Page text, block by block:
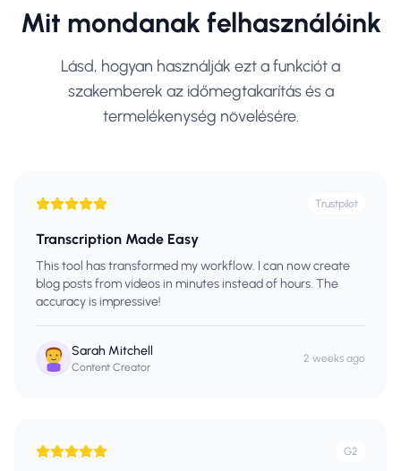
Mit mondanak felhasználóink
Lásd, hogyan használják ezt a funkciót a
szakemberek az időmegtakarítás és a
termelékenység növelésére.
Trustpilot
Transcription Made Easy
This tool has transformed my workflow. I can now create
blog posts from videos in minutes instead of hours. The
accuracy is impressive!
Sarah Mitchell
Content Creator
2 weeks ago
G2